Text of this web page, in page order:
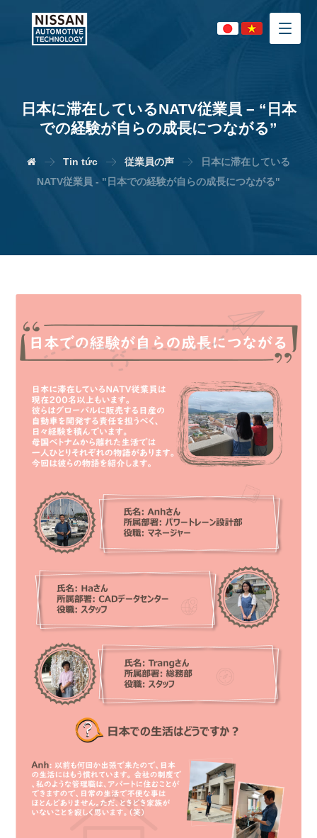
日本に滞在しているNATV従業員 – “日本
での経験が自らの成長につながる”
Tin tức 従業員の声
日本に滞在している
NATV従業員 - "日本での経験が自らの成長につながる"